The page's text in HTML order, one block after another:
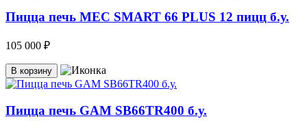
Пицца печь MEC SMART 66 PLUS 12 пицц б.у.
105 000 ₽
В корзину
Пицца печь GAM SB66TR400 б.у.